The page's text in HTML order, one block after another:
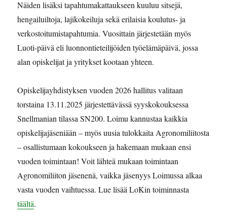
Näiden lisäksi tapahtumakattaukseen kuuluu sitsejä,
hengailuiltoja, lajikokeiluja sekä erilaisia koulutus- ja
verkostoitumistapahtumia. Vuosittain järjestetään myös
Luoti-päivä eli luonnontieteilijöiden työelämäpäivä, jossa
alan opiskelijat ja yritykset kootaan yhteen.
Opiskelijayhdistyksen vuoden 2026 hallitus valitaan
torstaina 13.11.2025 järjestettävässä syyskokouksessa
Snellmanian tilassa SN200. Loimu kannustaa kaikkia
opiskelijajäseniään – myös uusia tulokkaita Agronomiliitosta
– osallistumaan kokoukseen ja hakemaan mukaan ensi
vuoden toimintaan! Voit lähteä mukaan toimintaan
Agronomiliiton jäsenenä, vaikka jäsenyys Loimussa alkaa
vasta vuoden vaihtuessa. Lue lisää LoKin toiminnasta
täältä.